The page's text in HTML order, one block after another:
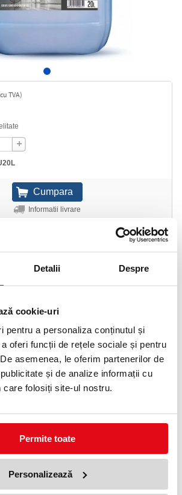
Detalii Despre
cookie-uri
pentru a personaliza conținutul și
oferi funcții de rețele sociale și pentru
asemenea, le oferim partenerilor de
și de analize informații cu
care folosiți site-ul nostru.
Permite toate
Personalizează
TVA)
Informatii livrare
linoleum și gresie.
sau alte aliaje.
uri, hale industriale.
de ulei, grăsime și alte depuneri
de spălat pardoseli sau cu sistemul
sub 5% EDTA, solvenți, substanțe